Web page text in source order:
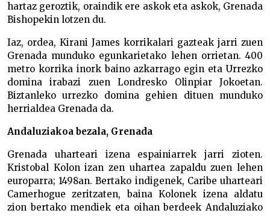
hartaz geroztik, oraindik ere askok eta askok, Grenada
Bishopekin lotzen du.
Iaz, ordea, Kirani James korrikalari gazteak jarri zuen
Grenada munduko egunkarietako lehen orrietan. 400
metro korrika inork baino azkarrago egin eta Urrezko
domina irabazi zuen Londresko Olinpiar Jokoetan.
Biztanleko urrezko domina gehien dituen munduko
herrialdea Grenada da.
Andaluziakoa bezala, Grenada
Grenada uharteari izena espainiarrek jarri zioten.
Kristobal Kolon izan zen uhartea zapaldu zuen lehen
europarra; 1498an. Bertako indigenek, Caribe uharteari
Camerhogue zeritzaten, baina Kolonek izena aldatu
zion bertako mendiek eta oihan berdeek Andaluziako